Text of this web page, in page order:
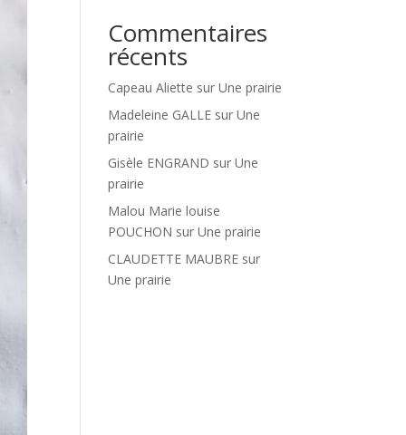
Commentaires
récents
Capeau Aliette surUne prairie
Madeleine GALLE surUne
prairie
Gisèle ENGRAND surUne
prairie
Malou Marie louise
POUCHON surUne prairie
CLAUDETTE MAUBRE sur
Une prairie